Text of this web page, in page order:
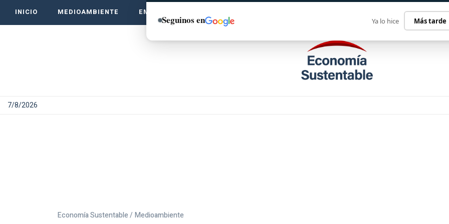
INICIO MEDIOAMBIENTE EMPRENDE VERDE
7/8/2026
Economía Sustentable / Medioambiente
Seguinos en Ya lo hice Más tarde